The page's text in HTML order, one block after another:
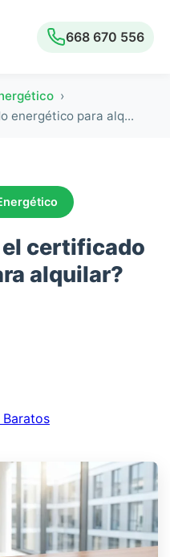
668 670 556
energético para alq...
certificado
alquilar?